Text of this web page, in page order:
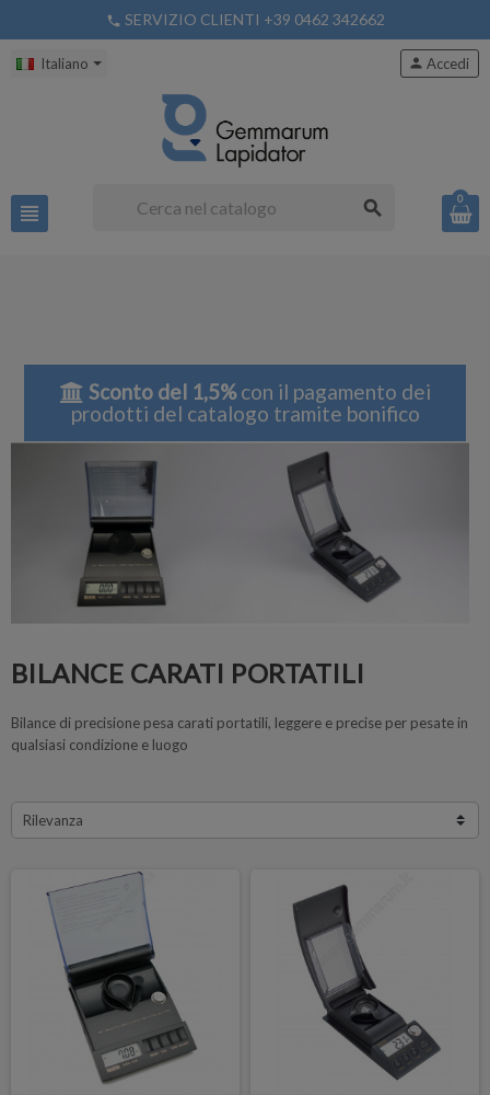
phone SERVIZIO CLIENTI +39 0462 342662
Italiano
view_headline search
person Accedi
0
Sconto del 1,5%con il pagamento dei
prodotti del catalogo tramite bonifico
BILANCE CARATI PORTATILI
Bilance di precisione pesa carati portatili, leggere e precise per pesate in
qualsiasi condizione e luogo
Rilevanza